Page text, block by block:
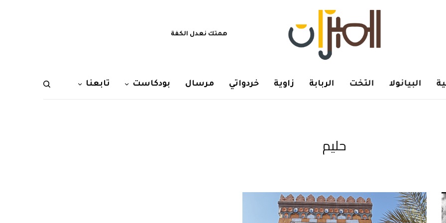
همتك نعدل الكفة
البيانولا التخت الربابة زاوية خردواتي مرسال بودكاست تابعنا
حليم